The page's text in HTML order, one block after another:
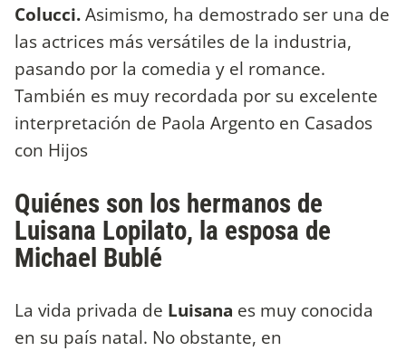
Colucci.Asimismo, ha demostrado ser una de
las actrices más versátiles de la industria,
pasando por la comedia y el romance.
También es muy recordada por su excelente
interpretación de Paola Argento en Casados
con Hijos
Quiénes son los hermanos de
Luisana Lopilato, la esposa de
Michael Bublé
La vida privada de Luisana es muy conocida
en su país natal. No obstante, en